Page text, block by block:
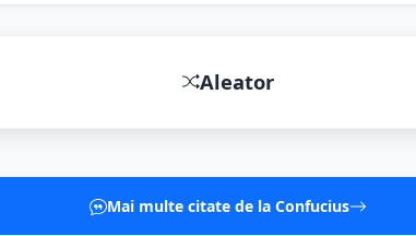
Aleator
Mai multe citate de la Confucius